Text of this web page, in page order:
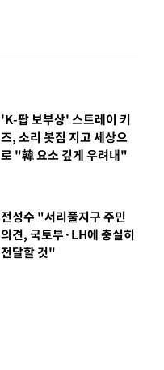
'K-팝 보부상' 스트레이 키
즈, 소리 봇짐 지고 세상으
로 "韓 요소 깊게 우려내"
전성수 "서리풀지구 주민
의견, 국토부·LH에 충실히
전달할 것"